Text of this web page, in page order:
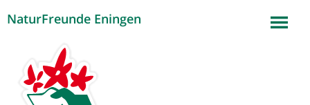
NaturFreunde Eningen